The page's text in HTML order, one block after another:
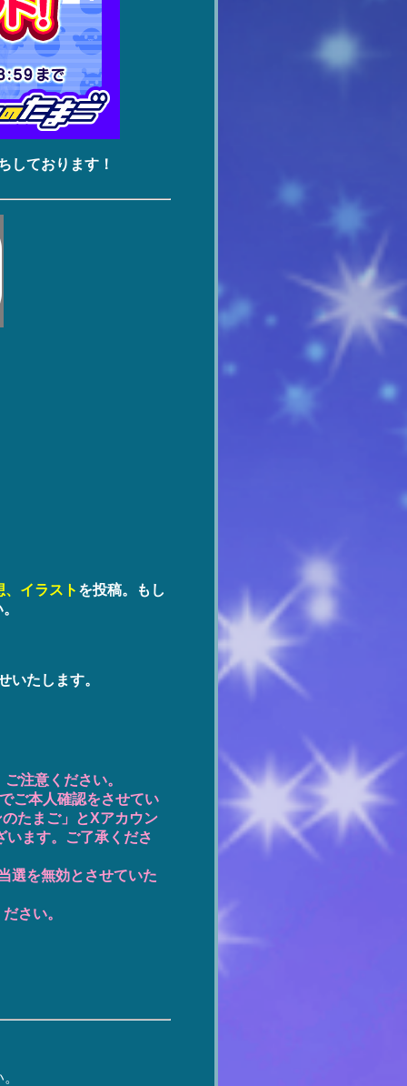
しております！
イラスト を投稿。もし
いたします。
注意ください。
ご本人確認をさせてい
たまご」とXアカウン
います。ご了承くださ
選を無効とさせていた
さい。